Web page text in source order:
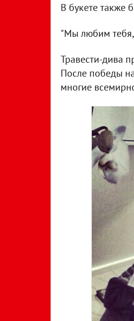
В букете также
"Мы любим
Травести-дива
После победы
многие